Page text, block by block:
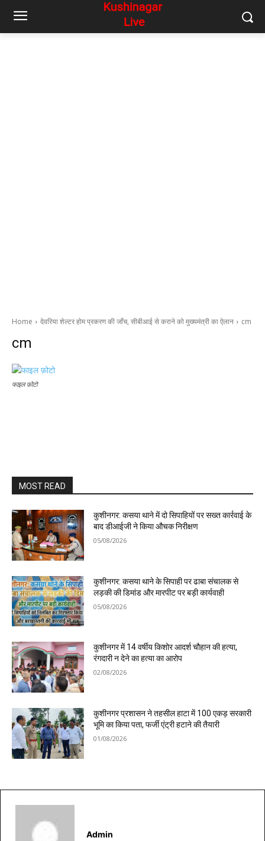
Home देवरिया शेल्टर होम प्रकरण की जाँच, सीबीआई से कराने को मुख्यमंत्री का ऐलान cm
cm
फाइल फ़ोटो
MOST READ
कुशीनगर: कसया थाने में दो सिपाहियों पर सख्त कार्रवाई के
बाद डीआईजी ने किया औचक निरीक्षण
05/08/2026
कुशीनगर: कसया थाने के सिपाही पर ढाबा संचालक से
लड़की की डिमांड और मारपीट पर बड़ी कार्यवाही
05/08/2026
कुशीनगर में 14 वर्षीय किशोर आदर्श चौहान की हत्या,
रंगदारी न देने का हत्या का आरोप
02/08/2026
कुशीनगर प्रशासन ने तहसील हाटा में 100 एकड़ सरकारी
भूमि का किया पता, फर्जी एंट्री हटाने की तैयारी
01/08/2026
Admin